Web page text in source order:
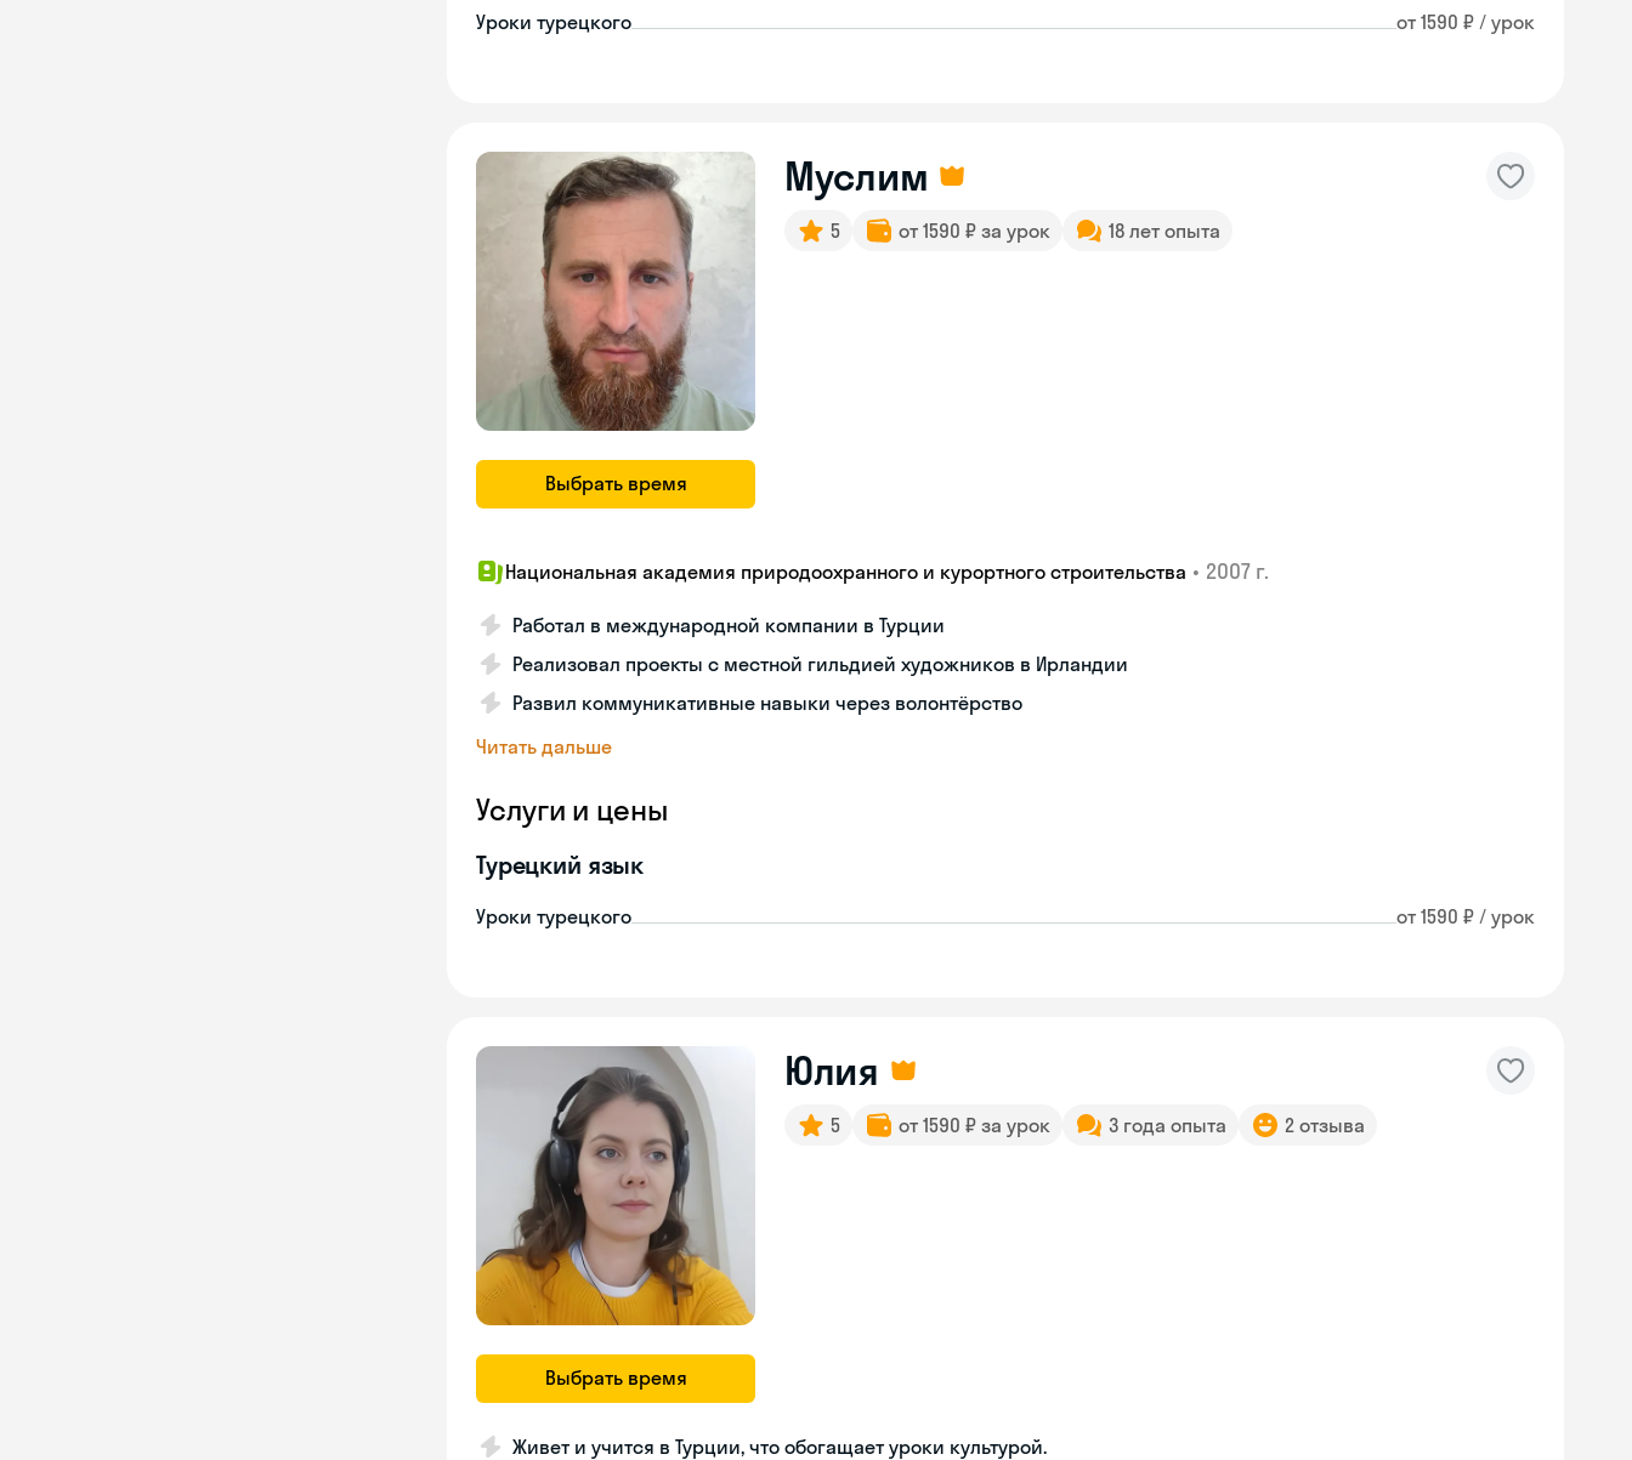
Уроки турецкого от 1590 ₽ / урок
Выбрать время
Муслим
5 от 1590 ₽ за урок 18 лет опыта
Национальная академия природоохранного и курортного строительства • 2007 г.
Работал в международной компании в Турции
Реализовал проекты с местной гильдией художников в Ирландии
Развил коммуникативные навыки через волонтёрство
Читать дальше
Услуги и цены
Турецкий язык
Уроки турецкого от 1590 ₽ / урок
Выбрать время
Юлия
5 от 1590 ₽ за урок 3 года опыта 2 отзыва
Живет и учится в Турции, что обогащает уроки культурой.